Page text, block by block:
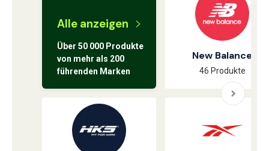
Alle anzeigen
Über 50 000 Produkte
von mehr als 200
führenden Marken
New Balance
46 Produkte